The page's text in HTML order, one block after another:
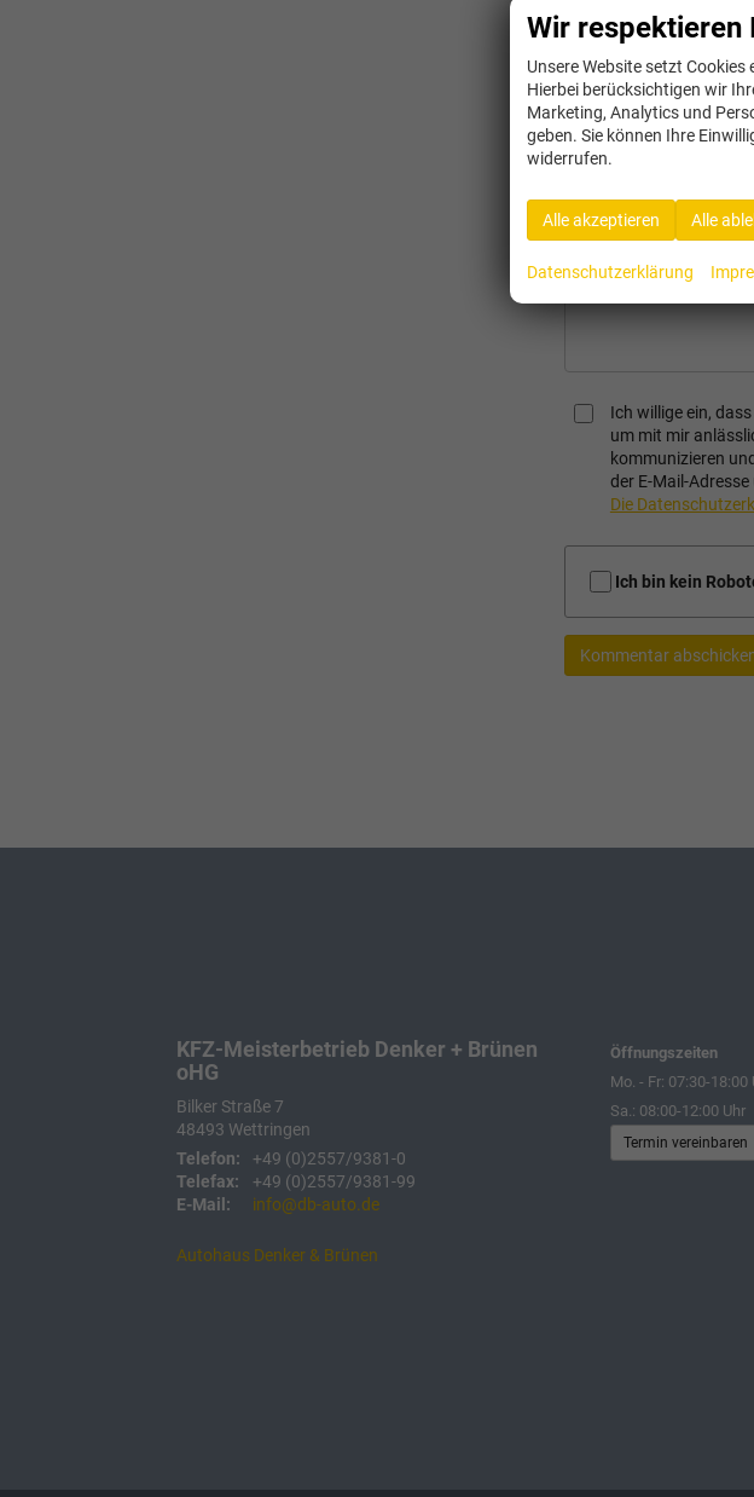
Schreibe einen
Name
Ich willige ein,
um mit mir
kommunizieren
der E-Mail-
Die
Ich bin kein
Kommentar
KFZ-Meisterbetrieb Denker + Brünen
oHG
Bilker Straße 7
48493 Wettringen
Telefon:
+49 (0)2557/9381-0
Telefax:
+49 (0)2557/9381-99
E-Mail:
info@db-auto.de
Öffnungszeiten
Mo. - Fr: 07:30-18:00
Sa.: 08:00-12:00 Uhr
Termin vereinbaren
Autohaus Denker & Brünen
Wir respektieren
Unsere Website setzt Cookies
Hierbei berücksichtigen wir
Marketing, Analytics und
geben. Sie können Ihre
widerrufen.
Alle akzeptieren Alle
Datenschutzerklärung